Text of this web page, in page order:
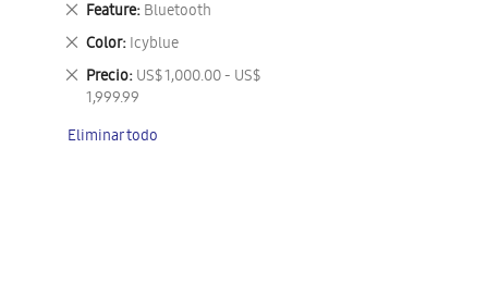
Feature Bluetooth
Eliminar
este
artículo
Color Icyblue
Eliminar
este
artículo
Precio US$ 1,000.00 - US$
1,999.99
Eliminar
este
Eliminar todo